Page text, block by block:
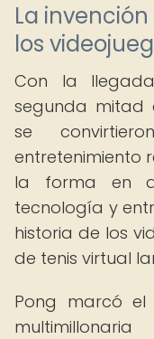
La
los
Con la
segunda mitad
se
entretenimiento
la forma en
tecnología y
historia de los
de tenis virtual
Pong marcó el